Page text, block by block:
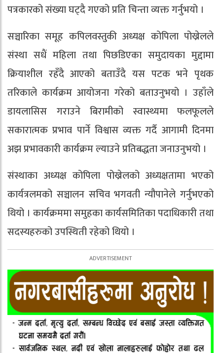
पत्रकारको संख्या घट्दै गएको प्रति चिन्ता व्यक्त गर्नुभयो ।
सञ्चारिका समूह कपिलवस्तुकी अध्यक्ष कोपिला पोख्रेलले
संस्था सधैं महिला तथा पिछडिएका समुदायका मुद्दामा
क्रियाशील रहँदै आएको बताउँदै यस पटक भने पृथक
तरिकाले कार्यक्रम आयोजना गरेको बताउनुभयो । उहाँले
डायलासिस गराउने बिरामीको स्वास्थ्यमा फलफूलले
सकारात्मक प्रभाव पार्ने विश्वास व्यक्त गर्दै आगामी दिनमा
अझ प्रभावकारी कार्यक्रम ल्याउने प्रतिबद्धता जनाउनुभयो ।
संस्थाका अध्यक्ष कोपिला पोख्रेलको अध्यक्षतामा भएको
कार्यत्रलमको सञ्चालन सचिव भगवती न्यौपानेले गर्नुभएको
थियो । कार्यक्रममा समुहका कार्यसमितिका पदाधिकारी तथा
सदस्यहरुको उपस्थिती रहेको थियो ।